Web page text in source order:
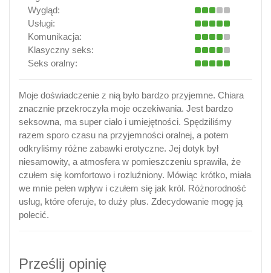
Wygląd:
Usługi:
Komunikacja:
Klasyczny seks:
Seks oralny:
Moje doświadczenie z nią było bardzo przyjemne. Chiara
znacznie przekroczyła moje oczekiwania. Jest bardzo
seksowna, ma super ciało i umiejętności. Spędziliśmy
razem sporo czasu na przyjemności oralnej, a potem
odkryliśmy różne zabawki erotyczne. Jej dotyk był
niesamowity, a atmosfera w pomieszczeniu sprawiła, że
czułem się komfortowo i rozluźniony. Mówiąc krótko, miała
we mnie pełen wpływ i czułem się jak król. Różnorodność
usług, które oferuje, to duży plus. Zdecydowanie mogę ją
polecić.
Prześlij opinię